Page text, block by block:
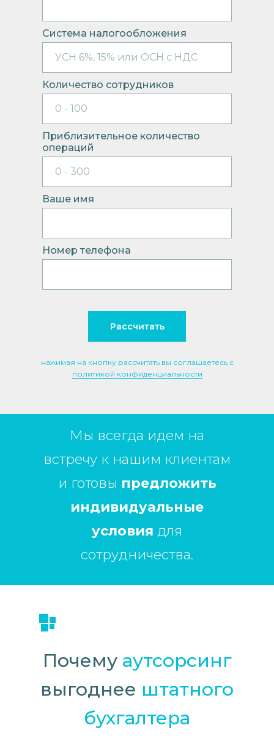
Система налогообложения
Количество сотрудников
Приблизительное количество
операций
Ваше имя
Номер телефона
Рассчитать
нажимая на кнопку рассчитать вы соглашаетесь с
политикой конфиденциальности
Мы всегда идем на
встречу к нашим клиентам
и готовы предложить
индивидуальные
условия для
сотрудничества.
Почему аутсорсинг
выгоднее штатного
бухгалтера